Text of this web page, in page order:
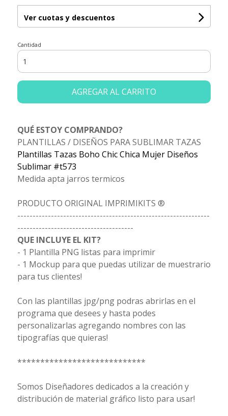
Ver cuotas y descuentos
Cantidad
AGREGAR AL CARRITO
QUÉ ESTOY COMPRANDO?
PLANTILLAS / DISEÑOS PARA SUBLIMAR TAZAS
Plantillas Tazas Boho Chic Chica Mujer Diseños
Sublimar #t573
Medida apta jarros termicos
PRODUCTO ORIGINAL IMPRIMIKITS ®
---------------------------------------------------------------
--------------------------------------
QUE INCLUYE EL KIT?
- 1 Plantilla PNG listas para imprimir
- 1 Mockup para que puedas utilizar de muestrario
para tus clientes!
Con las plantillas jpg/png podras abrirlas en el
programa que desees y hasta podes
personalizarlas agregando nombres con las
tipografías que quieras!
****************************
Somos Diseñadores dedicados a la creación y
distribución de material gráfico listo para usar!